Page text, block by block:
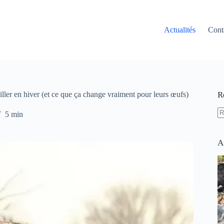
Actualités
en hiver (et ce que ça change vraiment pour leurs œufs)
5 min